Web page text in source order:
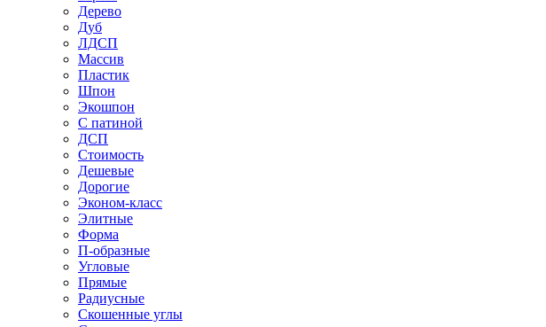
Дерево
Дуб
ЛДСП
Массив
Пластик
Шпон
Экошпон
С патиной
ДСП
Стоимость
Дешевые
Дорогие
Эконом-класс
Элитные
Форма
П-образные
Угловые
Прямые
Радиусные
Скошенные углы